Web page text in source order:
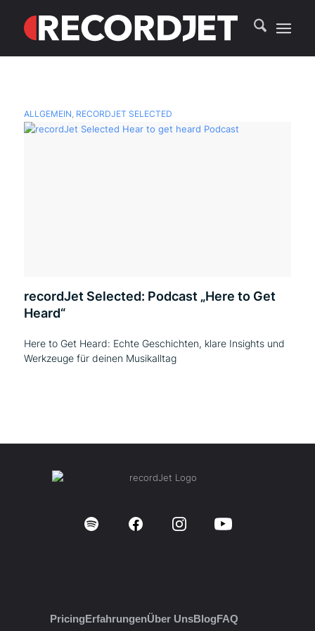
ALLGEMEIN, RECORDJET SELECTED
recordJet Selected: Podcast „Here to Get
Heard“
Here to Get Heard: Echte Geschichten, klare Insights und
Werkzeuge für deinen Musikalltag
PricingErfahrungenÜber UnsBlogFAQ